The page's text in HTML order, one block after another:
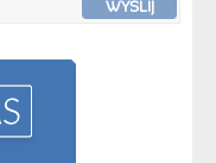
WYŚLIJ